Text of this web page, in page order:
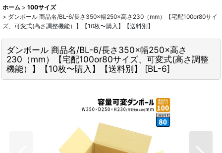
ホーム > 100サイズ
> ダンボール 商品名/BL-6/長さ350×幅250×高さ230（mm）【宅配100or80サイ
ズ、可変式(高さ調整機能）】【10枚〜購入】【送料別】
ダンボール 商品名/BL-6/長さ350×幅250×高さ
230（mm）【宅配100or80サイズ、可変式(高さ調整
機能）】【10枚〜購入】【送料別】
[BL-6]